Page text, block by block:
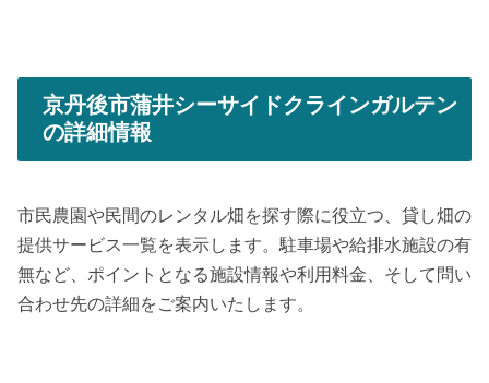
京丹後市蒲井シーサイドクラインガルテン
の詳細情報
市民農園や民間のレンタル畑を探す際に役立つ、貸し畑の
提供サービス一覧を表示します。駐車場や給排水施設の有
無など、ポイントとなる施設情報や利用料金、そして問い
合わせ先の詳細をご案内いたします。